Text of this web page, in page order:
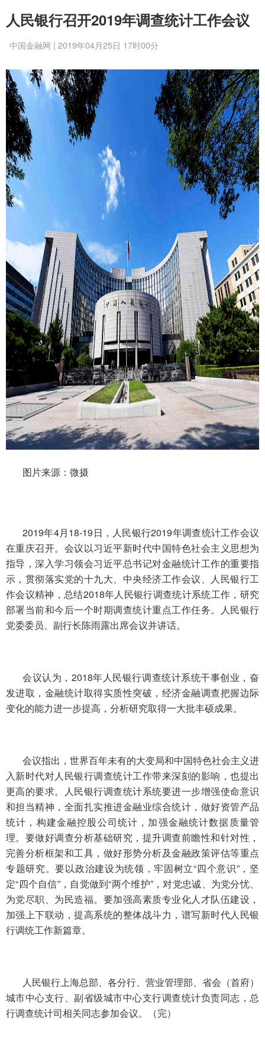
人民银行召开2019年调查统计工作会议
中国金融网 | 2019年04月25日 17时00分
图片来源：微摄
2019年4月18-19日，人民银行2019年调查统计工作会议
在重庆召开。会议以习近平新时代中国特色社会主义思想为
指导，深入学习领会习近平总书记对金融统计工作的重要指
示，贯彻落实党的十九大、中央经济工作会议、人民银行工
作会议精神，总结2018年人民银行调查统计系统工作，研究
部署当前和今后一个时期调查统计重点工作任务。人民银行
党委委员、副行长陈雨露出席会议并讲话。
会议认为，2018年人民银行调查统计系统干事创业，奋
发进取，金融统计取得实质性突破，经济金融调查把握边际
变化的能力进一步提高，分析研究取得一大批丰硕成果。
会议指出，世界百年未有的大变局和中国特色社会主义进
入新时代对人民银行调查统计工作带来深刻的影响，也提出
更高的要求。人民银行调查统计系统要进一步增强使命意识
和担当精神，全面扎实推进金融业综合统计，做好资管产品
统计，构建金融控股公司统计，加强金融统计数据质量管
理。要做好调查分析基础研究，提升调查前瞻性和针对性，
完善分析框架和工具，做好形势分析及金融政策评估等重点
专题研究。要以政治建设为统领，牢固树立“四个意识”，坚
定“四个自信”，自觉做到“两个维护”，对党忠诚、为党分忧、
为党尽职、为民造福。要加强高素质专业化人才队伍建设，
加强上下联动，提高系统的整体战斗力，谱写新时代人民银
行调统工作新篇章。
人民银行上海总部、各分行、营业管理部、省会（首府）
城市中心支行、副省级城市中心支行调查统计负责同志，总
行调查统计司相关同志参加会议。（完）